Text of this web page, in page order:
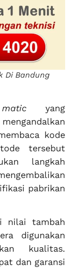
Di Bandung
yang
kode
tersebut
langkah
pabrikan
nilai tambah
digunakan
kualitas.
dan garansi